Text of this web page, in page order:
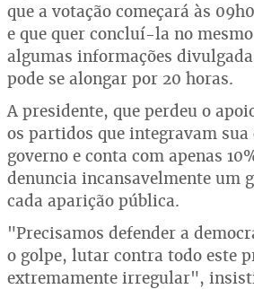
que a votação começará às
e que quer concluí-la no
algumas informações
pode se alongar por 20 horas.
A presidente, que perdeu o
os partidos que integravam sua
governo e conta com apenas
denuncia incansavelmente um
cada aparição pública.
"Precisamos defender a
o golpe, lutar contra todo este
extremamente irregular",